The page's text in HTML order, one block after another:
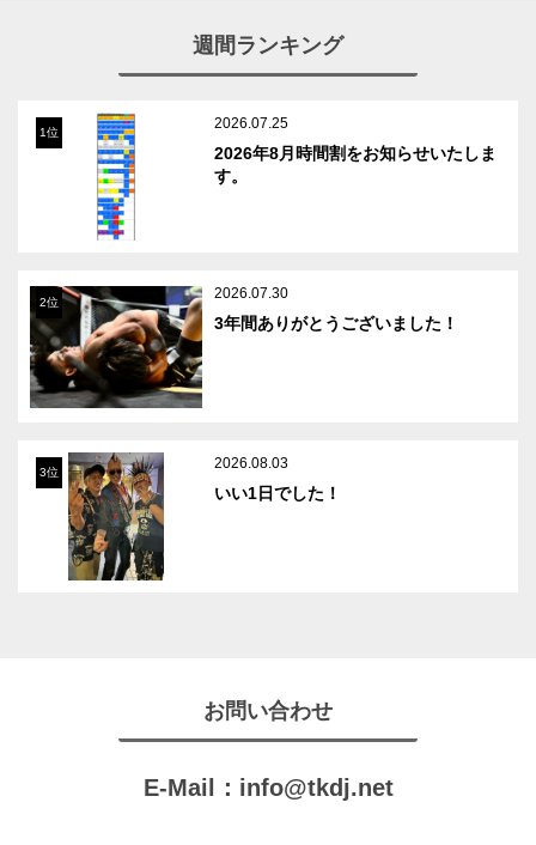
週間ランキング
1位
2026.07.25
2026年8月時間割をお知らせいたしま
す。
2位
2026.07.30
3年間ありがとうございました！
3位
2026.08.03
いい1日でした！
お問い合わせ
E-Mail： info@tkdj.net